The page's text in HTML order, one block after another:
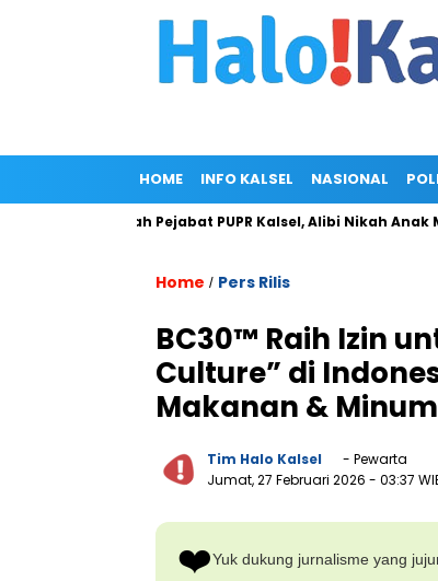
HOME INFO KALSEL NASIONAL
di Rumah Pejabat PUPR Kalsel, Alibi Nikah Anak
Home / Pers Rilis
BC30™ Raih Izin
Culture” di
Makanan &
Tim Halo Kalsel
- Pewarta
Jumat, 27 Februari 2026 - 03:37
❤️Yuk dukung jurnalisme yang